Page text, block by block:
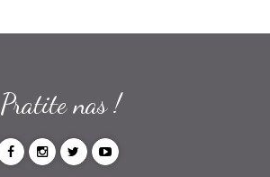
Pratite nas !